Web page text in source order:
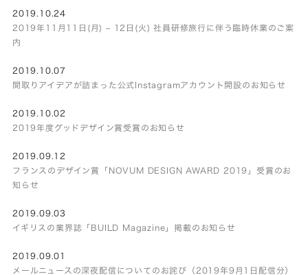
2019.10.24
2019年11月11日(月) – 12日(火) 社員研修旅行に伴う臨時休業のご案
内
2019.10.07
間取りアイデアが詰まった公式Instagramアカウント開設のお知らせ
2019.10.02
2019年度グッドデザイン賞受賞のお知らせ
2019.09.12
フランスのデザイン賞「NOVUM DESIGN AWARD 2019」受賞のお
知らせ
2019.09.03
イギリスの業界誌「BUILD Magazine」掲載のお知らせ
2019.09.01
メールニュースの深夜配信についてのお詫び（2019年9月1日配信分）